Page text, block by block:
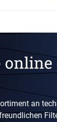
an